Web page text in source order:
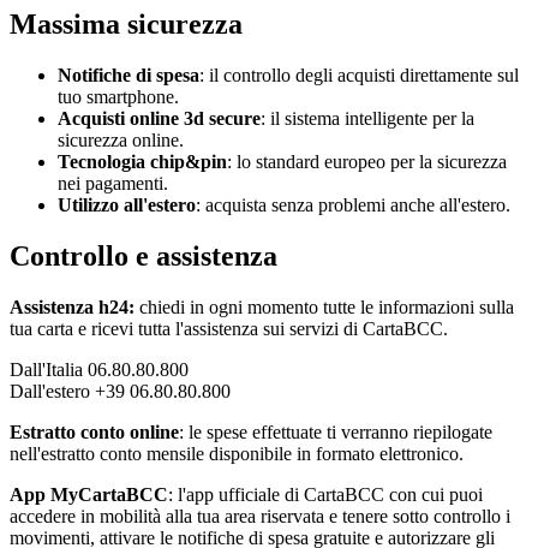
Massima sicurezza
Notifiche di spesa: il controllo degli acquisti direttamente sul
tuo smartphone.
Acquisti online 3d secure: il sistema intelligente per la
sicurezza online.
Tecnologia chip&pin: lo standard europeo per la sicurezza
nei pagamenti.
Utilizzo all'estero: acquista senza problemi anche all'estero.
Controllo e assistenza
Assistenza h24: chiedi in ogni momento tutte le informazioni sulla
tua carta e ricevi tutta l'assistenza sui servizi di CartaBCC.
Dall'Italia 06.80.80.800
Dall'estero +39 06.80.80.800
Estratto conto online: le spese effettuate ti verranno riepilogate
nell'estratto conto mensile disponibile in formato elettronico.
App MyCartaBCC: l'app ufficiale di CartaBCC con cui puoi
accedere in mobilità alla tua area riservata e tenere sotto controllo i
movimenti, attivare le notifiche di spesa gratuite e autorizzare gli